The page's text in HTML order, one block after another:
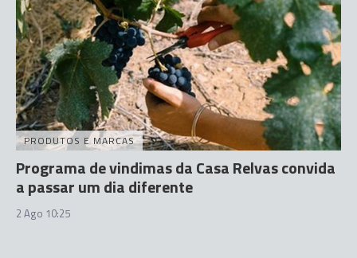
PRODUTOS E MARCAS
Programa de vindimas da Casa Relvas convida
a passar um dia diferente
2 Ago 10:25